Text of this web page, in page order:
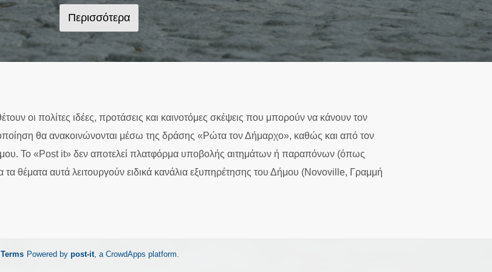
παράνομα
και στους γύρω
Γιάννης
πνεύμονας
κέντρο της
πόλης μας!!
Περισσότερα
οι πολίτες ιδέες, προτάσεις και καινοτόμες σκέψεις που μπορούν να κάνουν τον
θα ανακοινώνονται μέσω της δράσης «Ρώτα τον Δήμαρχο», καθώς και από τον
Το «Post it» δεν αποτελεί πλατφόρμα υποβολής αιτημάτων ή παραπόνων (όπως
τα θέματα αυτά λειτουργούν ειδικά κανάλια εξυπηρέτησης του Δήμου (Novoville, Γραμμή
Terms Powered by post-it, a CrowdApps platform.